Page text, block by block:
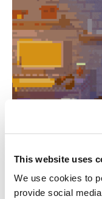
This website uses
We use cookies to
provide social